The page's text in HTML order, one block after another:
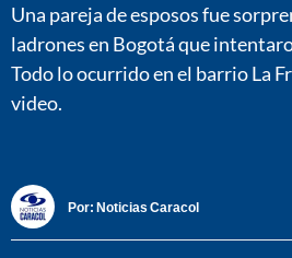
Una pareja de esposos fue
ladrones en Bogotá que
Todo lo ocurrido en el barrio La
video.
Por: Noticias Caracol